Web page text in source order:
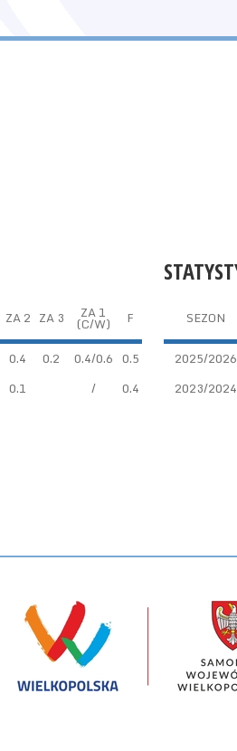
SEZON
2025/2026
2023/2024
ZA 2 ZA 3 ZA 1
(C/W) F
0.4 0.2 0.4/0.6 0.5
0.1 / 0.4